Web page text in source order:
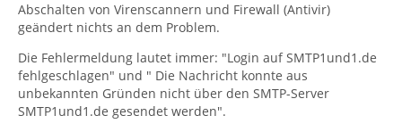
Abschalten von Virenscannern und Firewall (Antivir)
geändert nichts an dem Problem.
Die Fehlermeldung lautet immer: "Login auf SMTP1und1.de
fehlgeschlagen" und " Die Nachricht konnte aus
unbekannten Gründen nicht über den SMTP-Server
SMTP1und1.de gesendet werden".